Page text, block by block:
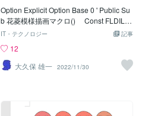
Option Explicit Option Base 0 ' Public Su
b 花菱模様描画マクロ() Const FLDILE
FT = 80 '描画開始位置Ｘ Const FL
Const FLDICOLS = 5 '横/描画数 C
onst FLDIROWS = 3 '縦/描画数 '
Const FLDILGRD = 24 '花のサイズ
サイズ Const FLDICNLN = 9 '十字
記事
IT・テクノロジー
12
大久保 雄一 2022/11/30